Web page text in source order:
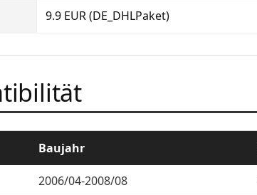
9.9 EUR (DE_DHLPaket)
Baujahr
2006/04-2008/08